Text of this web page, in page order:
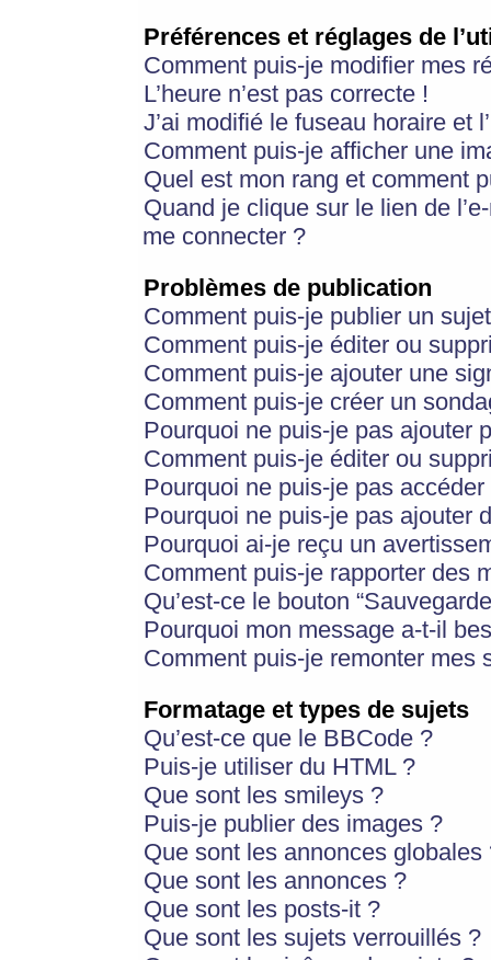
Préférences et réglages de
Comment puis-je modifier mes
L’heure n’est pas correcte !
J’ai modifié le fuseau horaire et
Comment puis-je afficher une
Quel est mon rang et comment
Quand je clique sur le lien de
me connecter ?
Problèmes de publication
Comment puis-je publier un
Comment puis-je éditer ou
Comment puis-je ajouter une
Comment puis-je créer un
Pourquoi ne puis-je pas ajouter
Comment puis-je éditer ou
Pourquoi ne puis-je pas
Pourquoi ne puis-je pas ajouter
Pourquoi ai-je reçu un
Comment puis-je rapporter des
Qu’est-ce le bouton
Pourquoi mon message a-t-il
Comment puis-je remonter mes
Formatage et types de sujets
Qu’est-ce que le BBCode ?
Puis-je utiliser du HTML ?
Que sont les smileys ?
Puis-je publier des images ?
Que sont les annonces globales
Que sont les annonces ?
Que sont les posts-it ?
Que sont les sujets verrouillés ?